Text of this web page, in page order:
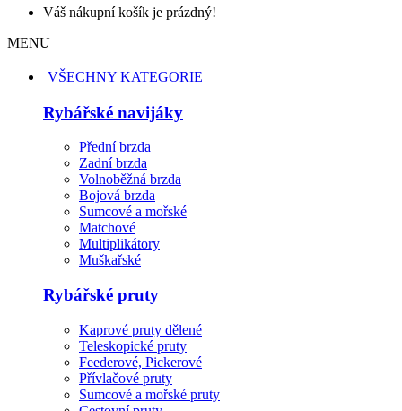
Váš nákupní košík je prázdný!
MENU
VŠECHNY KATEGORIE
Rybářské navijáky
Přední brzda
Zadní brzda
Volnoběžná brzda
Bojová brzda
Sumcové a mořské
Matchové
Multiplikátory
Muškařské
Rybářské pruty
Kaprové pruty dělené
Teleskopické pruty
Feederové, Pickerové
Přívlačové pruty
Sumcové a mořské pruty